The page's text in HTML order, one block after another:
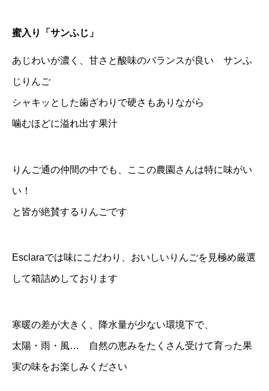
蜜入り「サンふじ」
あじわいが濃く、甘さと酸味のバランスが良い サンふ
じりんご
シャキッとした歯ざわりで硬さもありながら
噛むほどに溢れ出す果汁
りんご通の仲間の中でも、ここの農園さんは特に味がい
い！
と皆が絶賛するりんごです
Esclaraでは味にこだわり、おいしいりんごを見極め厳選
して箱詰めしております
寒暖の差が大きく、降水量が少ない環境下で、
太陽・雨・風… 自然の恵みをたくさん受けて育った果
実の味をお楽しみください